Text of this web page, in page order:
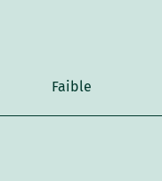
Faible